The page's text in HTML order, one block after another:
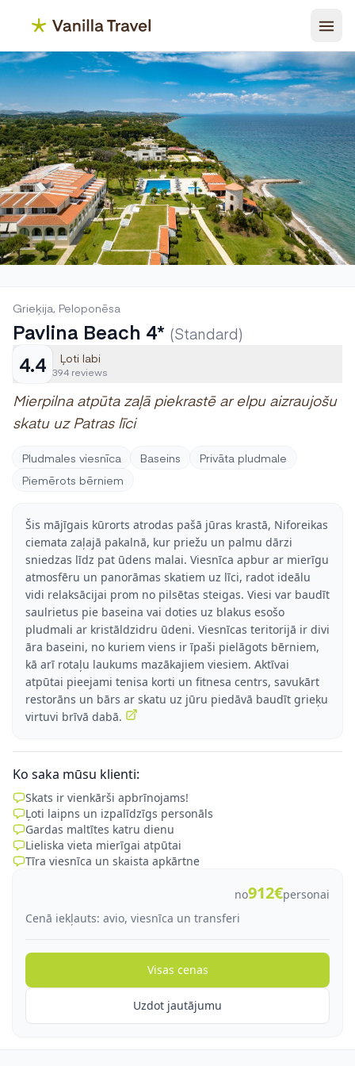
Grieķija, Peloponēsa
Pavlina Beach 4* (Standard)
4.4 Ļoti labi
394 reviews
Mierpilna atpūta zaļā piekrastē ar elpu aizraujošu
skatu uz Patras līci
Pludmales viesnīca Baseins
Privāta pludmale
Piemērots bērniem
Šis mājīgais kūrorts atrodas pašā jūras krastā, Niforeikas
ciemata zaļajā pakalnā, kur priežu un palmu dārzi
sniedzas līdz pat ūdens malai. Viesnīca apbur ar mierīgu
atmosfēru un panorāmas skatiem uz līci, radot ideālu
vidi relaksācijai prom no pilsētas steigas. Viesi var baudīt
saulrietus pie baseina vai doties uz blakus esošo
pludmali ar kristāldzidru ūdeni. Viesnīcas teritorijā ir divi
āra baseini, no kuriem viens ir īpaši pielāgots bērniem,
kā arī rotaļu laukums mazākajiem viesiem. Aktīvai
atpūtai pieejami tenisa korti un fitnesa centrs, savukārt
restorāns un bārs ar skatu uz jūru piedāvā baudīt grieķu
virtuvi brīvā dabā.
Ko saka mūsu klienti:
Skats ir vienkārši apbrīnojams!
Ļoti laipns un izpalīdzīgs personāls
Gardas maltītes katru dienu
Lieliska vieta mierīgai atpūtai
Tīra viesnīca un skaista apkārtne
no912€personai
Cenā iekļauts: avio, viesnīca un transferi
Visas cenas
Uzdot jautājumu